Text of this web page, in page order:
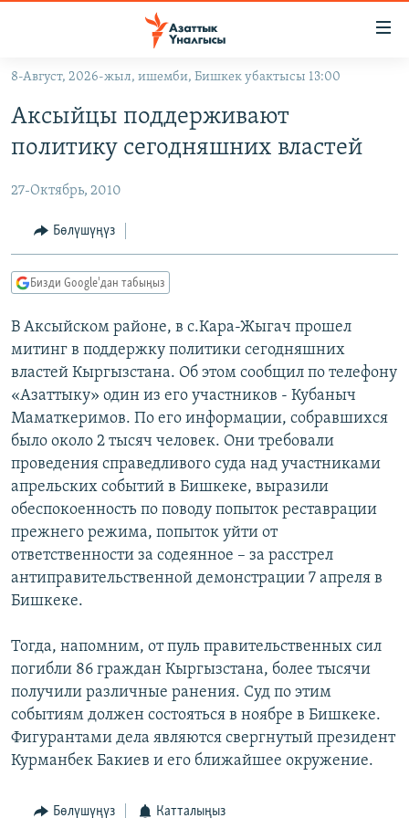
Навигацияга
өтүңүз
салыңыз
КЫРГЫЗСТАН
САЯСАТ
ЭКОНОМИКА
ДҮЙНӨ
БОРБОР АЗИЯ
УКРАИНА
АТАЙЫН ИЛИКТӨӨ
БҮГҮН АЗАТТЫКТА
ЭКСПЕРТТЕР ТАЛДАЙТ
БИЗ ЖАНА ДҮЙНӨ
ДАНИСТЕ
ЭЖЕ-СИҢДИЛЕР
АЗАТТЫК+
ЫҢГАЙСЫЗ СУРООЛОР
ПОДКАСТ
ӨЗГӨЧӨ ПИКИР
Русский
ОНЛАЙН ШЕРИНЕ
ЭЕ/АРнун бардык сайттары
8-Август, 2026-жыл, ишемби, Бишкек убактысы 13:00
Аксыйцы поддерживают
политику сегодняшних властей
27-Октябрь, 2010
Бөлүшүңүз
Бизди Google'дан табыңыз
В Аксыйском районе, в с.Кара-Жыгач прошел
митинг в поддержку политики сегодняшних
властей Кыргызстана. Об этом сообщил по телефону
«Азаттыку» один из его участников - Кубаныч
Маматкеримов. По его информации, собравшихся
было около 2 тысяч человек. Они требовали
проведения справедливого суда над участниками
апрельских событий в Бишкеке, выразили
обеспокоенность по поводу попыток реставрации
прежнего режима, попыток уйти от
ответственности за содеянное – за расстрел
антиправительственной демонстрации 7 апреля в
Бишкеке.
Тогда, напомним, от пуль правительственных сил
погибли 86 граждан Кыргызстана, более тысячи
получили различные ранения. Суд по этим
событиям должен состояться в ноябре в Бишкеке.
Фигурантами дела являются свергнутый президент
Курманбек Бакиев и его ближайшее окружение.
Бөлүшүңүз Катталыңыз